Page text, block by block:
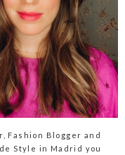
Fashion Blogger and
Style in Madrid you